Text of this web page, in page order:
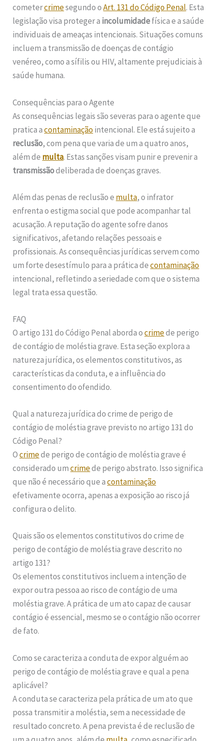
cometercrimesegundo oArt. 131 do Código Penal. Esta
legislação visa proteger a incolumidadefísica e a saúde
individuais de ameaças intencionais. Situações comuns
incluem a transmissão de doenças de contágio
venéreo, como a sífilis ou HIV, altamente prejudiciais à
saúde humana.
Consequências para o Agente
As consequências legais são severas para o agente que
pratica acontaminaçãointencional. Ele está sujeito a
reclusão, com pena que varia de um a quatro anos,
além de multa. Estas sanções visam punir e prevenir a
transmissãodeliberada de doenças graves.
Além das penas de reclusão e multa, o infrator
enfrenta o estigma social que pode acompanhar tal
acusação. A reputação do agente sofre danos
significativos, afetando relações pessoais e
profissionais. As consequências jurídicas servem como
um forte desestímulo para a prática decontaminação
intencional, refletindo a seriedade com que o sistema
legal trata essa questão.
FAQ
O artigo 131 do Código Penal aborda ocrimede perigo
de contágio de moléstia grave. Esta seção explora a
natureza jurídica, os elementos constitutivos, as
características da conduta, e a influência do
consentimento do ofendido.
Qual a natureza jurídica do crime de perigo de
contágio de moléstia grave previsto no artigo 131 do
Código Penal?
Ocrimede perigo de contágio de moléstia grave é
considerado umcrimede perigo abstrato. Isso significa
que não é necessário que acontaminação
efetivamente ocorra, apenas a exposição ao risco já
configura o delito.
Quais são os elementos constitutivos do crime de
perigo de contágio de moléstia grave descrito no
artigo 131?
Os elementos constitutivos incluem a intenção de
expor outra pessoa ao risco de contágio de uma
moléstia grave. A prática de um ato capaz de causar
contágio é essencial, mesmo se o contágio não ocorrer
de fato.
Como se caracteriza a conduta de expor alguém ao
perigo de contágio de moléstia grave e qual a pena
aplicável?
A conduta se caracteriza pela prática de um ato que
possa transmitir a moléstia, sem a necessidade de
resultado concreto. A pena prevista é de reclusão de